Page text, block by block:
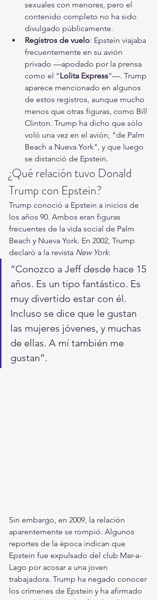
sexuales con menores, pero el
contenido completo no ha sido
divulgado públicamente.
Registros de vuelo: Epstein viajaba
frecuentemente en su avión
privado —apodado por la prensa
como el “Lolita Express”—. Trump
aparece mencionado en algunos
de estos registros, aunque mucho
menos que otras figuras, como Bill
Clinton. Trump ha dicho que sólo
voló una vez en el avión, "de Palm
Beach a Nueva York", y que luego
se distanció de Epstein.
¿Qué relación tuvo Donald
Trump con Epstein?
Trump conoció a Epstein a inicios de
los años 90. Ambos eran figuras
frecuentes de la vida social de Palm
Beach y Nueva York. En 2002, Trump
declaró a la revista New York:
“Conozco a Jeff desde hace 15
años. Es un tipo fantástico. Es
muy divertido estar con él.
Incluso se dice que le gustan
las mujeres jóvenes, y muchas
de ellas. A mí también me
gustan”.
Sin embargo, en 2009, la relación
aparentemente se rompió. Algunos
reportes de la época indican que
Epstein fue expulsado del club Mar-a-
Lago por acosar a una joven
trabajadora. Trump ha negado conocer
los crímenes de Epstein y ha afirmado